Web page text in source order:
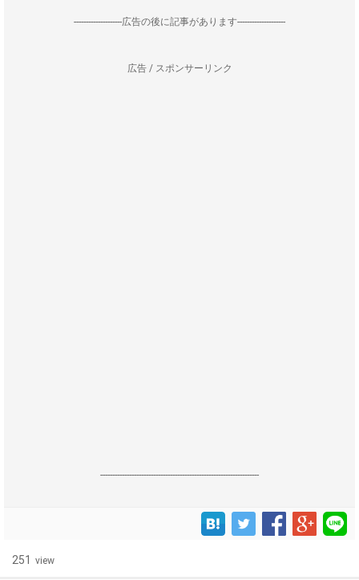
--------------------広告の後に記事があります--------------------
広告 / スポンサーリンク
------------------------------------------------------------------
251 view